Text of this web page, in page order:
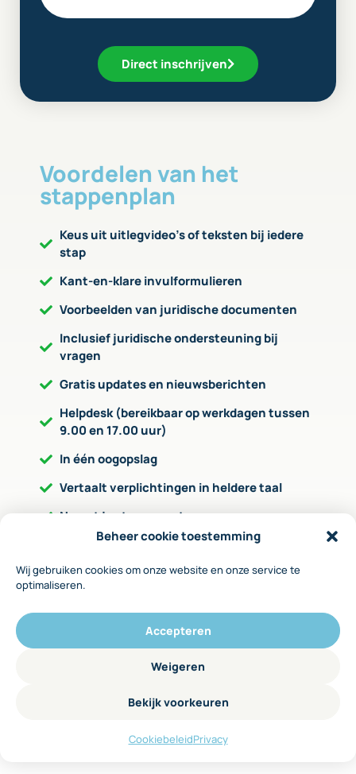
Beheer cookie toestemming
Wij gebruiken cookies om onze website en onze service te
optimaliseren.
Accepteren
Weigeren
Bekijk voorkeuren
CookiebeleidPrivacy
Direct inschrijven
Voordelen van het
stappenplan
Keus uit uitlegvideo’s of teksten bij iedere
stap
Kant-en-klare invulformulieren
Voorbeelden van juridische documenten
Inclusief juridische ondersteuning bij
vragen
Gratis updates en nieuwsberichten
Helpdesk (bereikbaar op werkdagen tussen
9.00 en 17.00 uur)
In één oogopslag
Vertaalt verplichtingen in heldere taal
Neemt je stap voor stap mee
Geeft aan op welke wijze je de verplichting
kunt invullen
Via invulformulieren leg je zaken vast
Met behulp van het WBTR-stappenplan kost het 3
tot 4 uur binnen één of twee